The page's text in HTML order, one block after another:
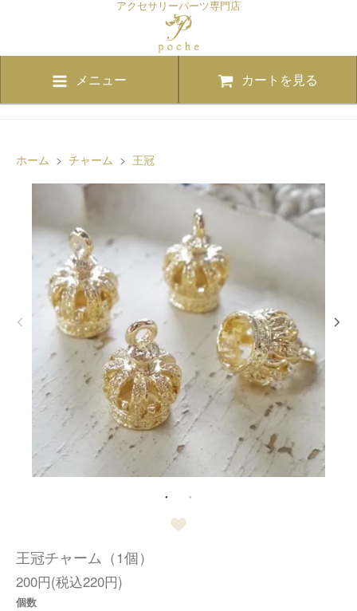
アクセサリーパーツ専門店
メニュー カートを見る
ホーム > チャーム > 王冠
王冠チャーム（1個）
200円(税込220円)
個数